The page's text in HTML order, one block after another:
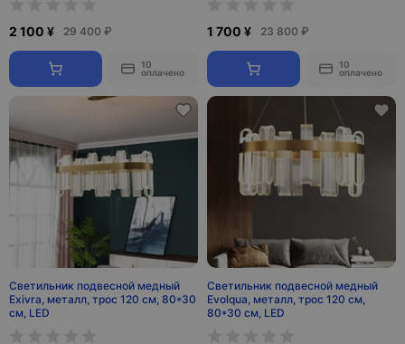
2 100 ¥ 29 400 ₽
10
оплачено
1 700 ¥ 23 800 ₽
10
оплачено
Светильник подвесной медный
Exivra, металл, трос 120 см, 80*30
см, LED
Светильник подвесной медный
Evolqua, металл, трос 120 см,
80*30 см, LED